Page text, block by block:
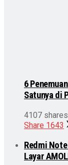
6
Satunya di
4107 shares
Share 1643
Redmi
Layar